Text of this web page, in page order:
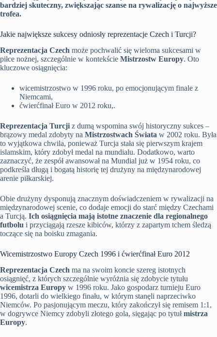
bardziej skuteczny, zwiększając szanse na rywalizację o najwyższe
trofea.
Jakie największe sukcesy odniosły reprezentacje Czech i Turcji?
Reprezentacja Czech może pochwalić się wieloma sukcesami w
piłce nożnej, szczególnie w kontekście Mistrzostw Europy. Oto
kluczowe osiągnięcia:
wicemistrzostwo w 1996 roku, po emocjonującym finale z
Niemcami,
ćwierćfinał Euro w 2012 roku,.
Reprezentacja Turcji z dumą wspomina swój historyczny sukces –
brązowy medal zdobyty na Mistrzostwach Świata w 2002 roku. Była
to wyjątkowa chwila, ponieważ Turcja stała się pierwszym krajem
islamskim, który zdobył medal na mundialu. Dodatkowo, warto
zaznaczyć, że zespół awansował na Mundial już w 1954 roku, co
podkreśla długą i bogatą historię tej drużyny na międzynarodowej
arenie piłkarskiej.
Obie drużyny dysponują znacznym doświadczeniem w rywalizacji na
międzynarodowej scenie, co dodaje emocji do starć między Czechami
a Turcją. Ich osiągnięcia mają istotne znaczenie dla regionalnego
futbolu i przyciągają rzesze kibiców, którzy z zapartym tchem śledzą
toczące się na boisku zmagania.
Wicemistrzostwo Europy Czech 1996 i ćwierćfinał Euro 2012
Reprezentacja Czech ma na swoim koncie szereg istotnych
osiągnięć, z których szczególnie wyróżnia się zdobycie tytułu
wicemistrza Europy w 1996 roku. Jako gospodarz turnieju Euro
1996, dotarli do wielkiego finału, w którym stanęli naprzeciwko
Niemców. Po pasjonującym meczu, który zakończył się remisem 1:1,
w dogrywce Niemcy zdobyli złotego gola, sięgając po tytułmistrza
Europy.